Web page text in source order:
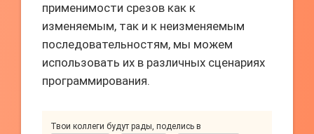
применимости срезов как к
изменяемым, так и к неизменяемым
последовательностям, мы можем
использовать их в различных сценариях
программирования.
Твои коллеги будут рады, поделись в